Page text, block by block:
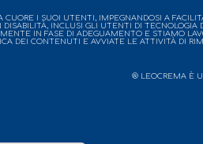
CUORE I SUOI UTENTI, IMPEGNANDOSI A
DISABILITÀ, INCLUSI GLI UTENTI DI
IN FASE DI ADEGUAMENTO E STIAMO
DEI CONTENUTI E AVVIATE LE ATTIVITÀ DI
® LEOCREMA È